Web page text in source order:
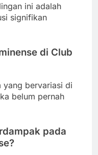
ini adalah
signifikan
di Club
yang bervariasi di
belum pernah
pada